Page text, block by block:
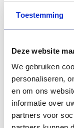
Toestemming
Deze website
We gebruiken
personaliseren,
en om ons
informatie over
partners voor